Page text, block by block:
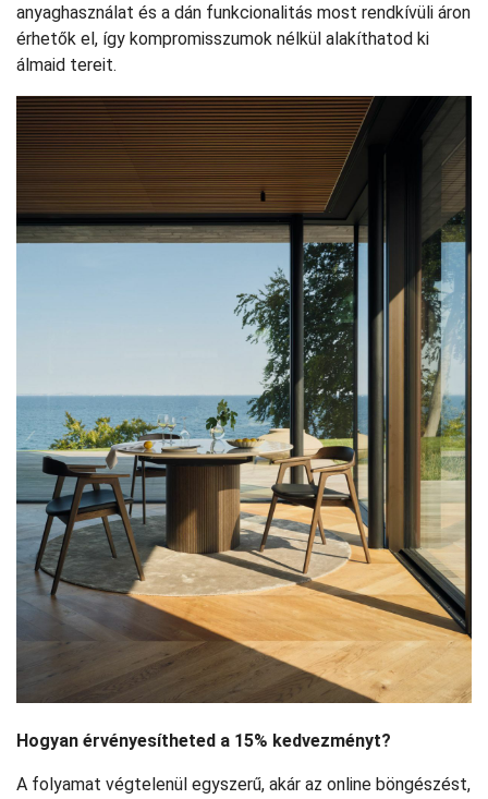
anyaghasználat és a dán funkcionalitás most rendkívüli áron
érhetők el, így kompromisszumok nélkül alakíthatod ki
álmaid tereit.
Hogyan érvényesítheted a 15% kedvezményt?
A folyamat végtelenül egyszerű, akár az online böngészést,